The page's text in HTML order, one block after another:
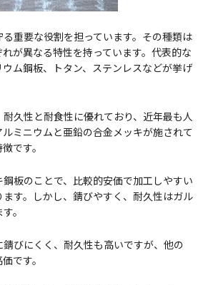
重要な役割を担っています。その種類は
が異なる特性を持っています。代表的な
ム鋼板、トタン、ステンレスなどが挙げ
久性と耐食性に優れており、近年最も人
ミニウムと亜鉛の合金メッキが施されて
です。
鋼板のことで、比較的安価で加工しやすい
す。しかし、錆びやすく、耐久性はガル
。
びにくく、耐久性も高いですが、他の
です。